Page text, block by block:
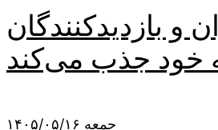
بازدیدکنندگان
جمعه ۱۴۰۵/۰۵/۱۶